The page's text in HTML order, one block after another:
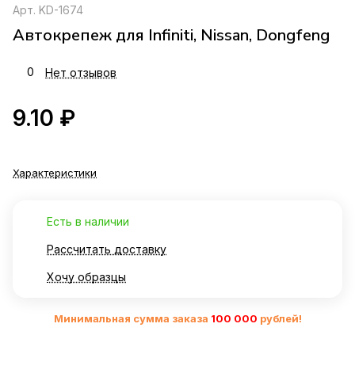
Арт. KD-1674
Автокрепеж для Infiniti, Nissan, Dongfeng
0 Нет отзывов
9.10 ₽
Характеристики
Есть в наличии
Рассчитать доставку
Хочу образцы
Минимальная сумма заказа 100 000 рублей!